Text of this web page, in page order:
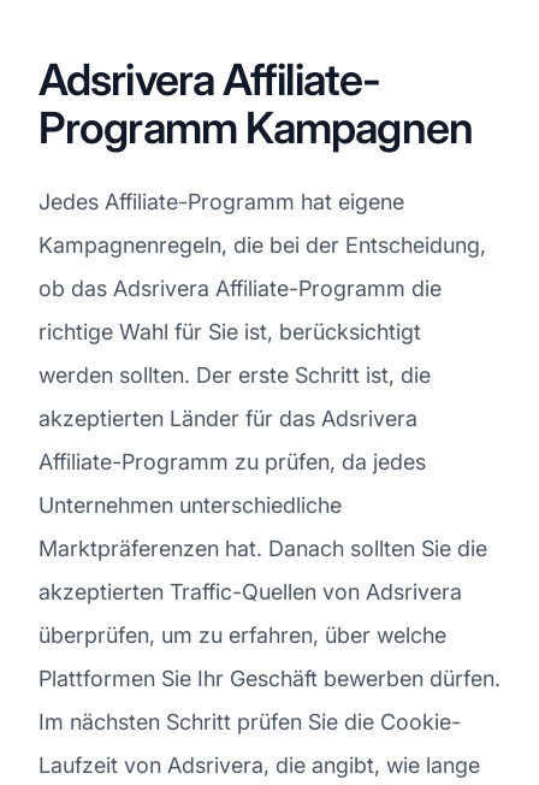
Adsrivera Affiliate-
Programm Kampagnen
Jedes Affiliate-Programm hat eigene
Kampagnenregeln, die bei der Entscheidung,
ob das Adsrivera Affiliate-Programm die
richtige Wahl für Sie ist, berücksichtigt
werden sollten. Der erste Schritt ist, die
akzeptierten Länder für das Adsrivera
Affiliate-Programm zu prüfen, da jedes
Unternehmen unterschiedliche
Marktpräferenzen hat. Danach sollten Sie die
akzeptierten Traffic-Quellen von Adsrivera
überprüfen, um zu erfahren, über welche
Plattformen Sie Ihr Geschäft bewerben dürfen.
Im nächsten Schritt prüfen Sie die Cookie-
Laufzeit von Adsrivera, die angibt, wie lange